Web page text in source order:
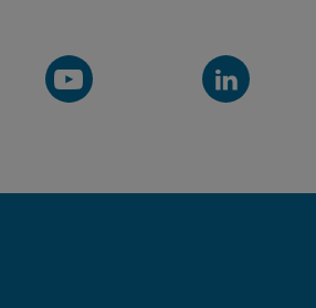
YouTube-
Kanal
LinkedIn-
Kanal